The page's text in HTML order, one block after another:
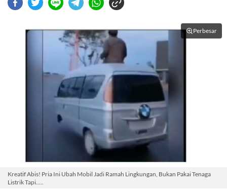
Perbesar
Kreatif Abis! Pria Ini Ubah Mobil Jadi Ramah Lingkungan, Bukan Pakai Tenaga
Listrik Tapi.....